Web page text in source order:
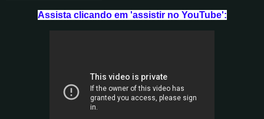
Assista clicando em 'assistir no YouTube':